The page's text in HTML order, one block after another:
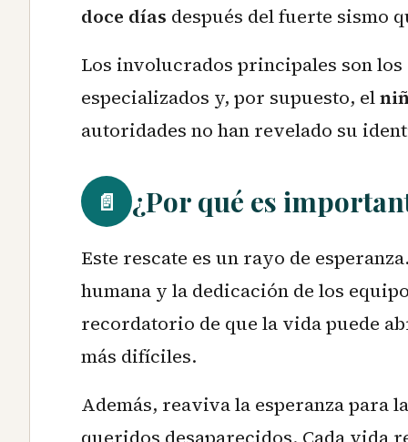
doce días después del fuerte sismo
Los involucrados principales son los
especializados y, por supuesto, el
autoridades no han revelado su
📄 ¿Por qué es
Este rescate es un rayo de
humana y la dedicación de los
recordatorio de que la vida puede
más difíciles.
Además, reaviva la esperanza para